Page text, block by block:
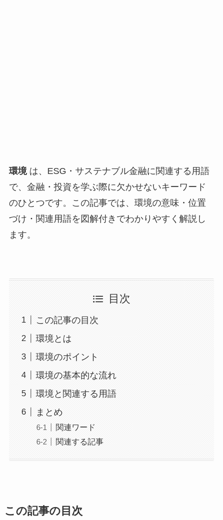
環境は、ESG・サステナブル金融に関連する用語
で、金融・投資を学ぶ際に欠かせないキーワード
のひとつです。この記事では、環境の意味・位置
づけ・関連用語を図解付きでわかりやすく解説し
ます。
目次
この記事の目次
環境とは
環境のポイント
環境の基本的な流れ
環境と関連する用語
まとめ
関連ワード
関連する記事
この記事の目次